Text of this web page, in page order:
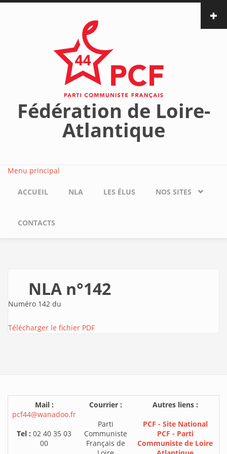
Aller au contenu principal
Fédération de Loire-
Atlantique
Menu principal
ACCUEIL NLA LES ÉLUS NOS SITES
CONTACTS
NLA n°142
Numéro 142 du
Télécharger le fichier PDF
Mail :
pcf44@wanadoo.fr
Tel : 02 40 35 03
00
Courrier :
Parti
Communiste
Français de
Autres liens :
PCF - Site National
PCF - Parti
Communiste de Loire